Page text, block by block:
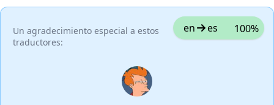
Un agradecimiento especial a estos
traductores:
en es 100%